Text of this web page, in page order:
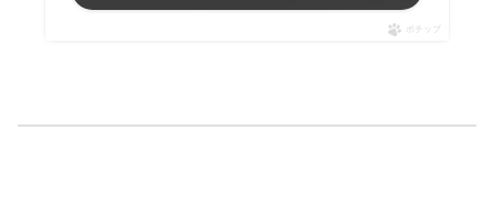
ポチップ